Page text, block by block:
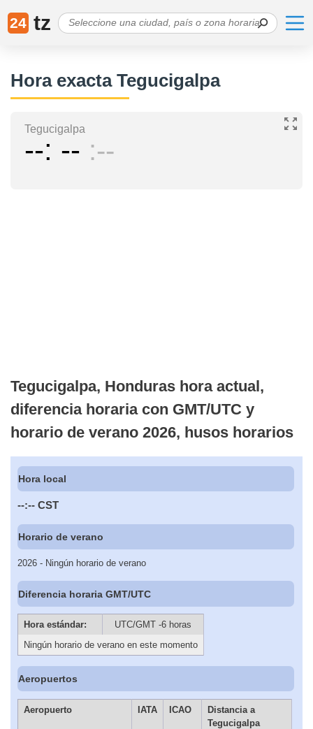
24 tz
Hora exacta Tegucigalpa
Tegucigalpa
-- -- --
Tegucigalpa, Honduras hora actual,
diferencia horaria con GMT/UTC y
horario de verano 2026, husos horarios
Hora local
--:-- CST
Horario de verano
2026 - Ningún horario de verano
Diferencia horaria GMT/UTC
Hora estándar:
UTC/GMT -6 horas
Ningún horario de verano en este momento
Aeropuertos
Aeropuerto IATA ICAO
Distancia a
Tegucigalpa